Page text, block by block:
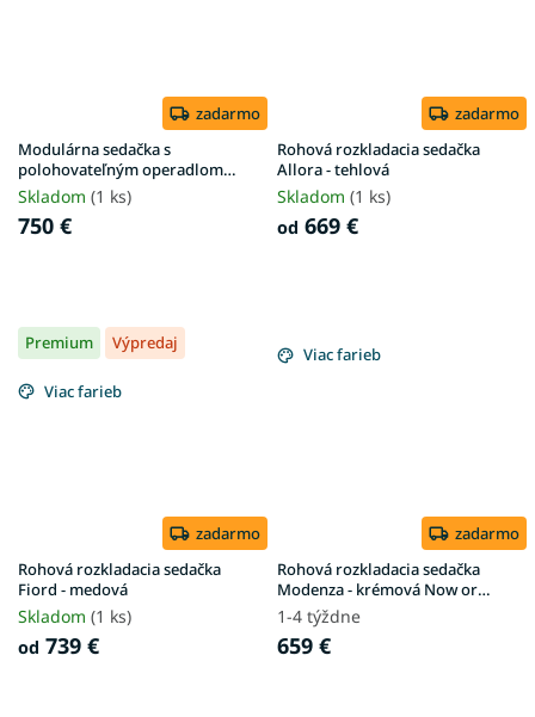
zadarmo
Modulárna sedačka s
polohovateľným operadlom
MODULO - P
Skladom (1 ks)
750 €
zadarmo
Rohová rozkladacia sedačka
Allora - tehlová
Skladom (1 ks)
od 669 €
Premium Výpredaj
Viac farieb
zadarmo
Rohová rozkladacia sedačka
Fiord - medová
Skladom (1 ks)
od 739 €
Viac farieb
zadarmo
Rohová rozkladacia sedačka
Modenza - krémová Now or
Never
1-4 týždne
659 €